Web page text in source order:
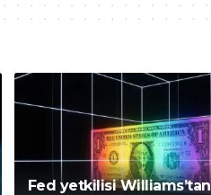
Fed yetkilisi Williams’tan